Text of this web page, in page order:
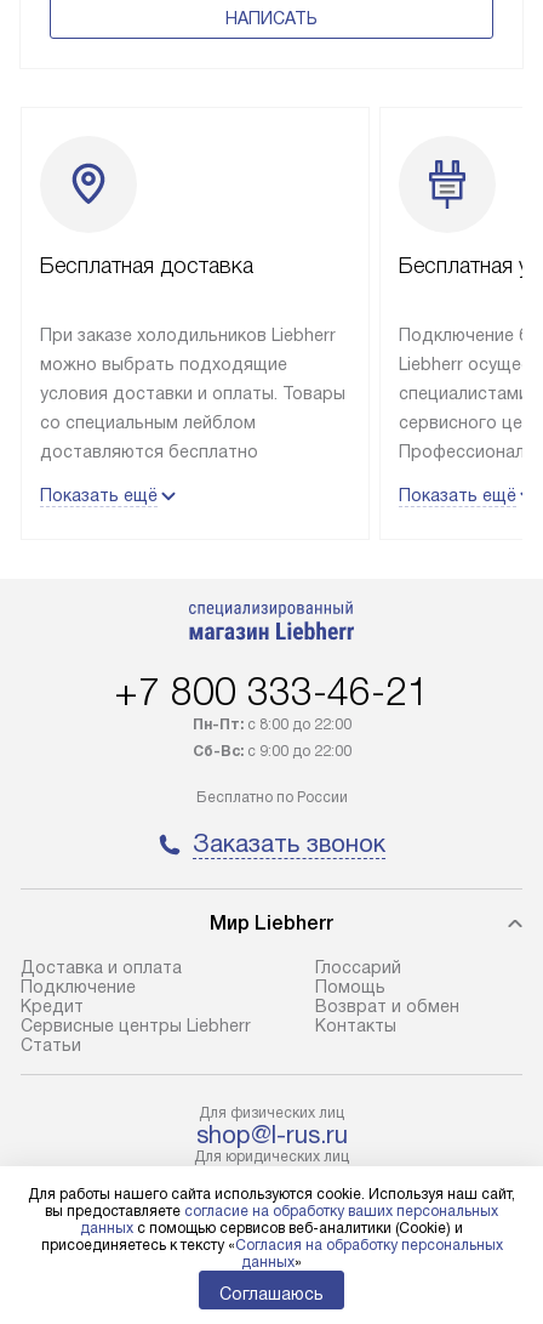
НАПИСАТЬ
Бесплатная доставка
При заказе холодильников Liebherr
можно выбрать подходящие
условия доставки и оплаты. Товары
со специальным лейблом
доставляются бесплатно
до подъезда, выезд за МКАД
в течение трех дней. Доставка
регионы осуществляется через
100% предоплаты наша компания
до представительства
транспортной компании в городе
Москва. Пожалуйста, уточняйте
условия доставки у менеджера при
В оговоренный день служба
доставки доставит упакованный
прибор до подъезда. Если
требуется переместить прибор
установки, пожалуйста,
предварительно уточните это
с менеджером. За данную услугу
взимается дополнительная плата.
Учитывайте габариты прибора, если
они не позволяют пронести его
через дверной проем,
то сотрудники транспортной
Показать ещё
Бесплатная
Подключение
Liebherr
специалистами
сервисного
эксплуатации
Стоимость
возможные
предполагают
установленной
креплений, при
и соединение
Техника
Показать ещё
+7 800 333-46-21
Пн-Пт:с 8:00 до 22:00
Сб-Вс:с 9:00 до 22:00
Бесплатно по России
Заказать звонок
Мир Liebherr
Доставка и оплата
Подключение
Кредит
Сервисные центры Liebherr
Cтатьи
Глоссарий
Помощь
Возврат и обмен
Контакты
Для физических лиц
shop@l-rus.ru
Для юридических лиц
НАПИСАТЬ РУКОВОДСТВУ
Политика конфиденциальности
Для работы нашего сайта используются cookie. Используя наш сайт,
вы предоставляете согласие на обработку ваших персональных
данных с помощью сервисов веб-аналитики (Cookie) и
присоединяетесь к тексту «Согласия на обработку персональных
данных»
Соглашаюсь